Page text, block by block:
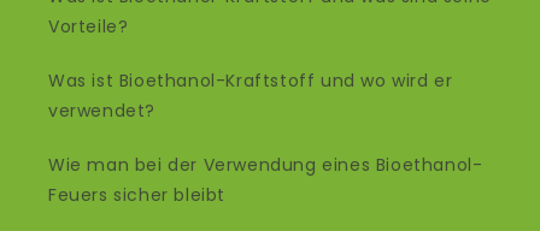
Vorteile?
Was ist Bioethanol-Kraftstoff und wo wird er
verwendet?
Wie man bei der Verwendung eines Bioethanol-
Feuers sicher bleibt